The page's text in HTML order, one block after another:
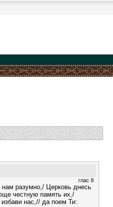
глас 8
нам разумно,/ Церковь днесь
честную память их,/
нас,// да поем Ти: